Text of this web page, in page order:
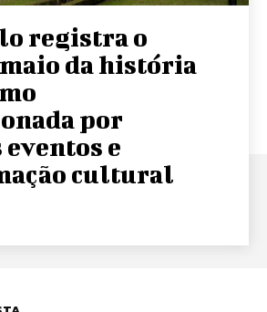
registra o
da história
por
e
cultural